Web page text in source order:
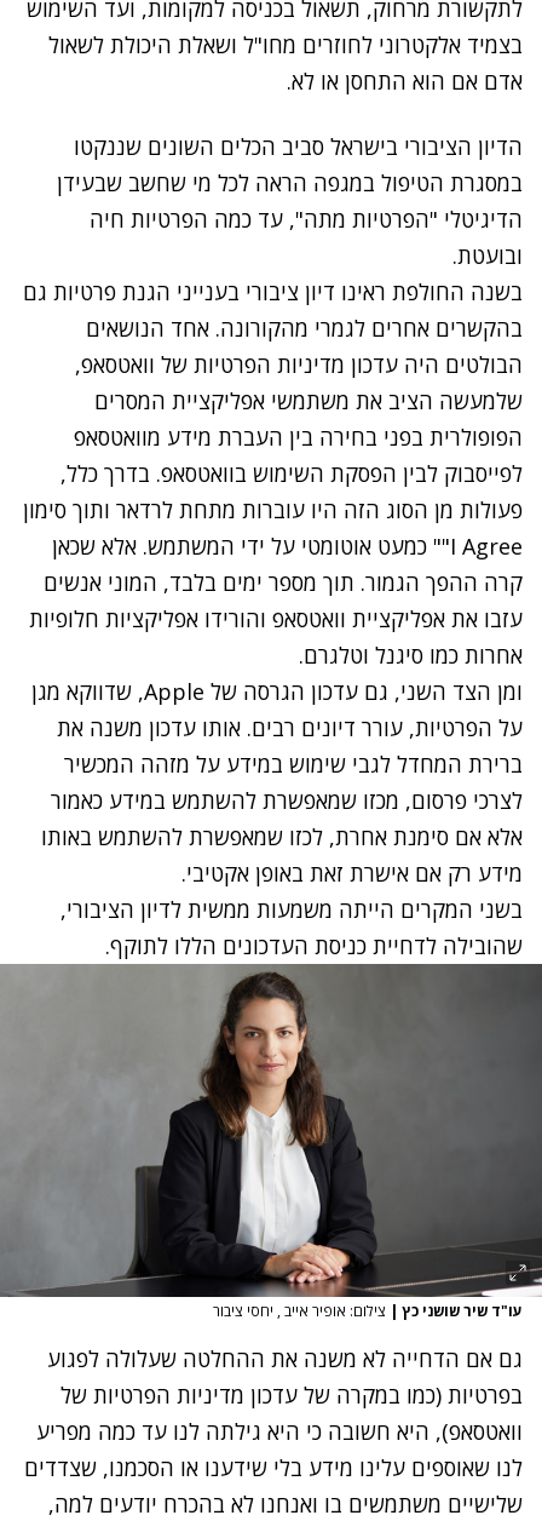
לתקשורת מרחוק, תשאול בכניסה למקומות, ועד השימוש
בצמיד אלקטרוני לחוזרים מחו"ל ושאלת היכולת לשאול
אדם אם הוא התחסן או לא.
הדיון הציבורי בישראל סביב הכלים השונים שננקטו
במסגרת הטיפול במגפה הראה לכל מי שחשב שבעידן
הדיגיטלי "הפרטיות מתה", עד כמה הפרטיות חיה
ובועטת.
בשנה החולפת ראינו דיון ציבורי בענייני הגנת פרטיות גם
בהקשרים אחרים לגמרי מהקורונה. אחד הנושאים
הבולטים היה עדכון מדיניות הפרטיות של וואטסאפ,
שלמעשה הציב את משתמשי אפליקציית המסרים
הפופולרית בפני בחירה בין העברת מידע מוואטסאפ
לפייסבוק לבין הפסקת השימוש בוואטסאפ. בדרך כלל,
פעולות מן הסוג הזה היו עוברות מתחת לרדאר ותוך סימון
I Agree"" כמעט אוטומטי על ידי המשתמש. אלא שכאן
קרה ההפך הגמור. תוך מספר ימים בלבד, המוני אנשים
עזבו את אפליקציית וואטסאפ והורידו אפליקציות חלופיות
אחרות כמו סיגנל וטלגרם.
ומן הצד השני, גם עדכון הגרסה של Apple, שדווקא מגן
על הפרטיות, עורר דיונים רבים. אותו עדכון משנה את
ברירת המחדל לגבי שימוש במידע על מזהה המכשיר
לצרכי פרסום, מכזו שמאפשרת להשתמש במידע כאמור
אלא אם סימנת אחרת, לכזו שמאפשרת להשתמש באותו
מידע רק אם אישרת זאת באופן אקטיבי.
בשני המקרים הייתה משמעות ממשית לדיון הציבורי,
שהובילה לדחיית כניסת העדכונים הללו לתוקף.
עו"ד שיר שושני כץ | צילום: אופיר אייב , יחסי ציבור
גם אם הדחייה לא משנה את ההחלטה שעלולה לפגוע
בפרטיות (כמו במקרה של עדכון מדיניות הפרטיות של
וואטסאפ), היא חשובה כי היא גילתה לנו עד כמה מפריע
לנו שאוספים עלינו מידע בלי שידענו או הסכמנו, שצדדים
שלישיים משתמשים בו ואנחנו לא בהכרח יודעים למה,